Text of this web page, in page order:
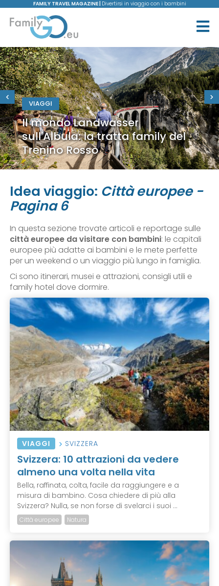
FAMILY TRAVEL MAGAZINE | Divertirsi in viaggio con i bambini
VIAGGI
Il mondo Landwasser
sull'Albula: la tratta family del
Trenino Rosso
Idea viaggio: Città europee -
Pagina 6
In questa sezione trovate articoli e reportage sulle
città europee da visitare con bambini: le capitali
europee più adatte ai bambini e le mete perfette
per un weekend o un viaggio più lungo in famiglia.
Ci sono itinerari, musei e attrazioni, consigli utili e
family hotel dove dormire.
VIAGGI SVIZZERA
Svizzera: 10 attrazioni da vedere
almeno una volta nella vita
Bella, raffinata, colta, facile da raggiungere e a
misura di bambino. Cosa chiedere di più alla
Svizzera? Nulla, se non forse di svelarci i suoi ...
Città europee Natura